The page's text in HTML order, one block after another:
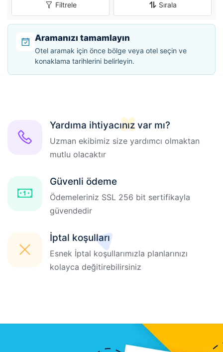
Filtrele Sırala
Aramanızı tamamlayın
Otel aramak için önce bölge veya otel seçin ve
konaklama tarihlerini belirleyin.
Yardıma ihtiyacınız var mı?
Uzman ekibimiz size yardımcı olmaktan
mutlu olacaktır
Güvenli ödeme
Ödemeleriniz SSL 256 bit sertifikayla
güvendedir
İptal koşulları
Esnek İptal koşullarımızla planlarınızı
kolayca değitirebilirsiniz